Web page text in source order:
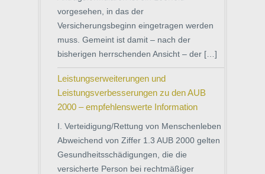
vorgesehen, in das der
Versicherungsbeginn eingetragen werden
muss. Gemeint ist damit – nach der
bisherigen herrschenden Ansicht – der […]
Leistungserweiterungen und
Leistungsverbesserungen zu den AUB
2000 – empfehlenswerte Information
I. Verteidigung/Rettung von Menschenleben
Abweichend von Ziffer 1.3 AUB 2000 gelten
Gesundheitsschädigungen, die die
versicherte Person bei rechtmäßiger